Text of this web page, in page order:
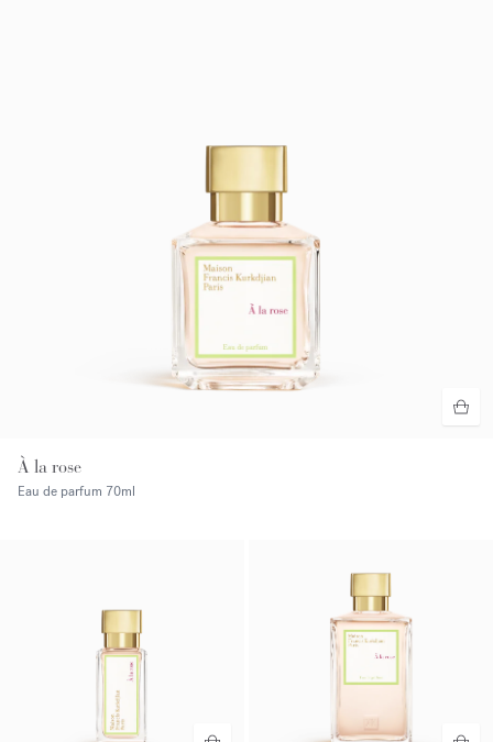
À la rose
Eau de parfum 70ml